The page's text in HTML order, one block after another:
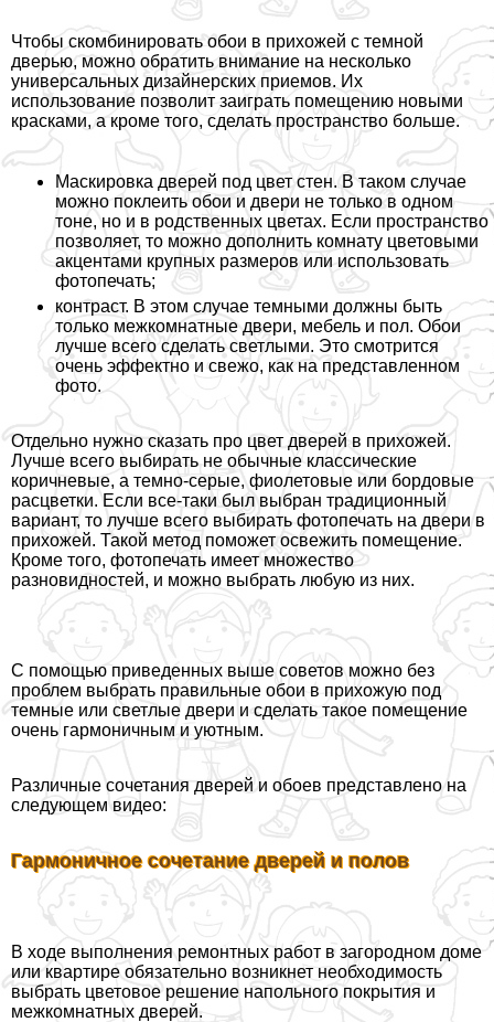
Чтобы скомбинировать обои в прихожей с темной
дверью, можно обратить внимание на несколько
универсальных дизайнерских приемов. Их
использование позволит заиграть помещению новыми
красками, а кроме того, сделать прострaнcтво больше.
Маскировка дверей под цвет стен. В таком случае
можно поклеить обои и двери не только в одном
тоне, но и в родственных цветах. Если прострaнcтво
позволяет, то можно дополнить комнату цветовыми
акцентами крупных размеров или использовать
фотопечать;
контраст. В этом случае темными должны быть
только межкомнатные двери, мебель и пол. Обои
лучше всего сделать светлыми. Это смотрится
очень эффектно и свежо, как на представленном
фото.
Отдельно нужно сказать про цвет дверей в прихожей.
Лучше всего выбирать не обычные классические
коричневые, а темно-серые, фиолетовые или бордовые
расцветки. Если все-таки был выбран традиционный
вариант, то лучше всего выбирать фотопечать на двери в
прихожей. Такой метод поможет освежить помещение.
Кроме того, фотопечать имеет множество
разновидностей, и можно выбрать любую из них.
С помощью приведенных выше советов можно без
проблем выбрать правильные обои в прихожую под
темные или светлые двери и сделать такое помещение
очень гармоничным и уютным.
Различные сочетания дверей и обоев представлено на
следующем видео:
Гармоничное сочетание дверей и полов
В ходе выполнения ремонтных работ в загородном доме
или квартире обязательно возникнет необходимость
выбрать цветовое решение напольного покрытия и
межкомнатных дверей.